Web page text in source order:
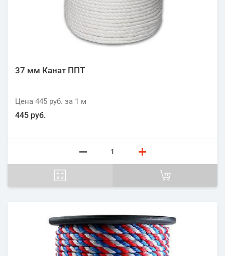
37 мм Канат ППТ
Цена 445 руб. за 1 м
445 руб.